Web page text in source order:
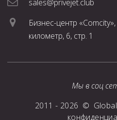
sales@privejet.club
Бизнес-центр
километр, 6, стр. 1
Мы в соц
2011 - 2026 ©